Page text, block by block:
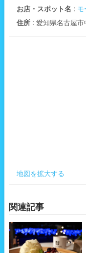
お店・スポット名 :
住所: 愛知県名古屋市
地図を拡大する
関連記事